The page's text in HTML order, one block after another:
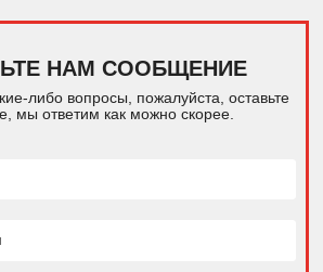
НАМ СООБЩЕНИЕ
либо вопросы, пожалуйста, оставьте
мы ответим как можно скорее.